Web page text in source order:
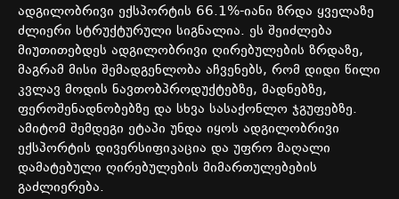
ადგილობრივი ექსპორტის 66.1%-იანი ზრდა ყველაზე
ძლიერი სტრუქტურული სიგნალია. ეს შეიძლება
მიუთითებდეს ადგილობრივი ღირებულების ზრდაზე,
მაგრამ მისი შემადგენლობა აჩვენებს, რომ დიდი წილი
კვლავ მოდის ნავთობპროდუქტებზე, მადნებზე,
ფეროშენადნობებზე და სხვა სასაქონლო ჯგუფებზე.
ამიტომ შემდეგი ეტაპი უნდა იყოს ადგილობრივი
ექსპორტის დივერსიფიკაცია და უფრო მაღალი
დამატებული ღირებულების მიმართულებების
გაძლიერება.